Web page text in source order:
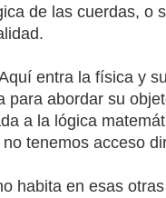
de las cuerdas, o
entra la física y
para abordar su
a la lógica
tenemos acceso
habita en esas